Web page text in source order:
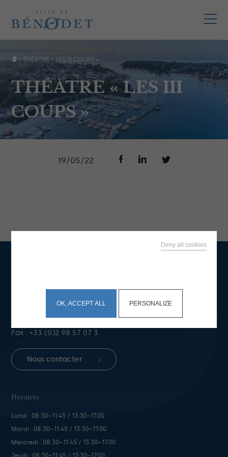
-THÉATRE « LES III COUPS »
THÉATRE « LES III
COUPS »
19/05/22
Place du Général de Gaulle
BP 50 29950 Bénodet
Fax : +33 (0)2 98 57 07 3
Nous contacter
Horaires
Lundi : 08:30–11:45 / 13:30–17:00
Mardi : 08:30–11:45 / 13:30–17:00
Mercredi : 08:30–11:45 / 13:30–17:00
Jeudi : 08:30–11:45 / 13:30–17:00
OK, ACCEPT ALL
Deny all cookies
PERSONALIZE